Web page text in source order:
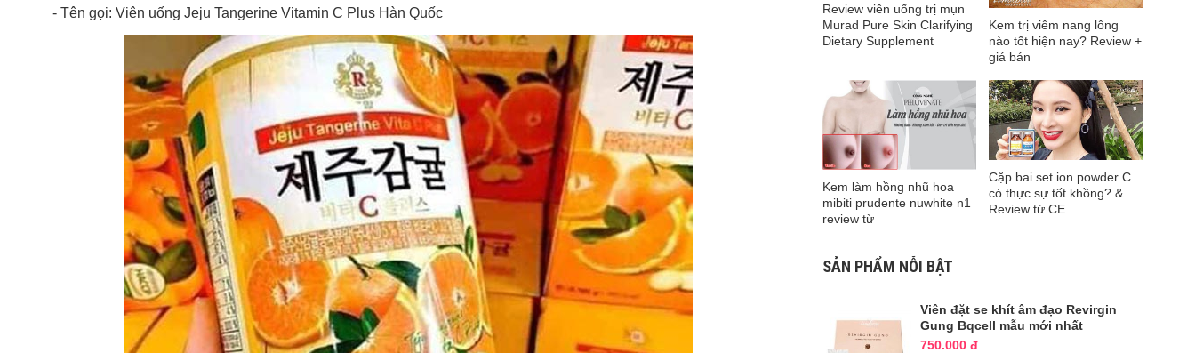
- Tên gọi: Viên uống Jeju Tangerine Vitamin C Plus Hàn Quốc
Review viên uống trị mụn
Murad Pure Skin Clarifying
Dietary Supplement
Kem trị viêm nang lông
nào tốt hiện nay? Review +
giá bán
Kem làm hồng nhũ hoa
mibiti prudente nuwhite n1
review từ
Cặp bai set ion powder C
có thực sự tốt khồng? &
Review từ CE
SẢN PHẨM NỖI BẬT
Viên đặt se khít âm đạo Revirgin
Gung Bqcell mẫu mới nhất
750.000 đ